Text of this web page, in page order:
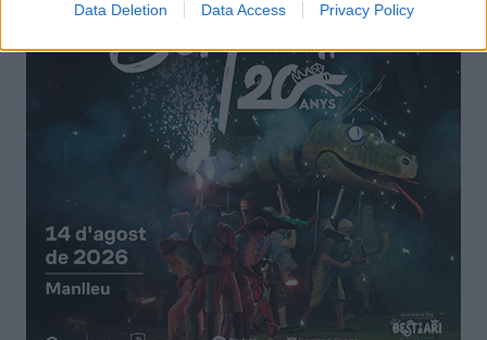
Data Deletion Data Access Privacy Policy